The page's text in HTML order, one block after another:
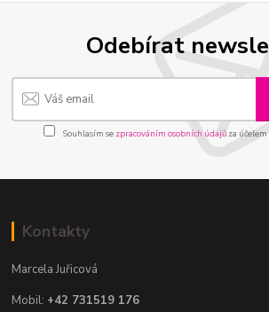
Odebírat
Souhlasím se zpracováním osobních údajůza účelem
Kontakty
Marcela Juřicová
Mobil: +42 731519 176